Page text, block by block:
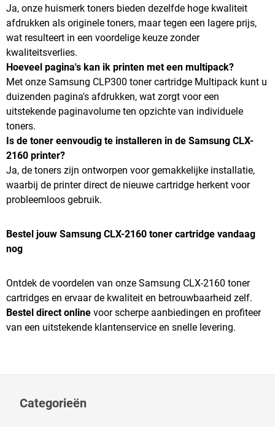
Ja, onze huismerk toners bieden dezelfde hoge kwaliteit
afdrukken als originele toners, maar tegen een lagere prijs,
wat resulteert in een voordelige keuze zonder
kwaliteitsverlies.
Hoeveel pagina's kan ik printen met een multipack?
Met onze Samsung CLP300 toner cartridge Multipack kunt u
duizenden pagina's afdrukken, wat zorgt voor een
uitstekende paginavolume ten opzichte van individuele
toners.
Is de toner eenvoudig te installeren in de Samsung CLX-
2160 printer?
Ja, de toners zijn ontworpen voor gemakkelijke installatie,
waarbij de printer direct de nieuwe cartridge herkent voor
probleemloos gebruik.
Bestel jouw Samsung CLX-2160 toner cartridge vandaag
nog
Ontdek de voordelen van onze Samsung CLX-2160 toner
cartridges en ervaar de kwaliteit en betrouwbaarheid zelf.
Bestel direct online voor scherpe aanbiedingen en profiteer
van een uitstekende klantenservice en snelle levering.
Categorieën